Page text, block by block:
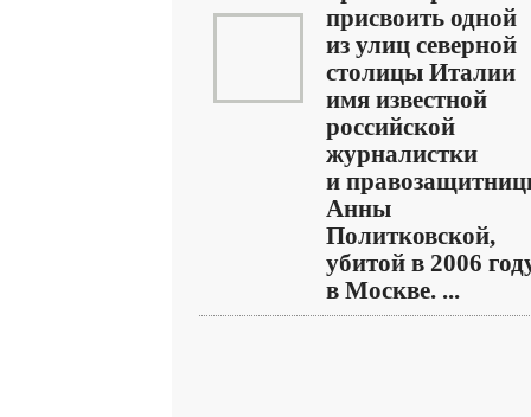
присвоить одной
из улиц северной
столицы Италии
имя известной
российской
журналистки
и
Анны
Политковской,
убитой в 2006
в Москве. ...